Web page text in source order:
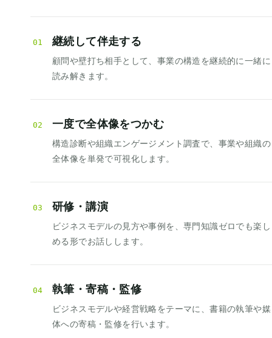
01 継続して伴走する
顧問や壁打ち相手として、事業の構造を継続的に一緒に
読み解きます。
02 一度で全体像をつかむ
構造診断や組織エンゲージメント調査で、事業や組織の
全体像を単発で可視化します。
03 研修・講演
ビジネスモデルの見方や事例を、専門知識ゼロでも楽し
める形でお話しします。
04 執筆・寄稿・監修
ビジネスモデルや経営戦略をテーマに、書籍の執筆や媒
体への寄稿・監修を行います。